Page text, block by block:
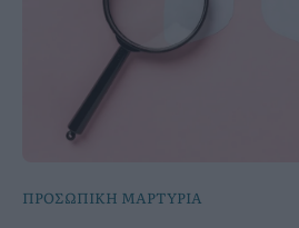
ΠΡΟΣΩΠΙΚΗ ΜΑΡΤΥΡΙΑ